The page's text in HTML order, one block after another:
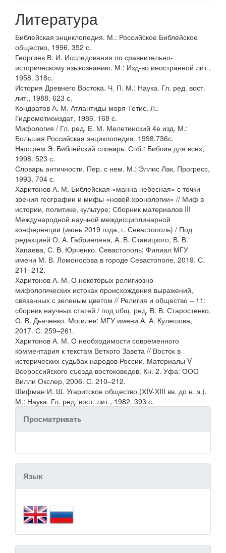
Литература
Библейская энциклопедия. М.: Российское Библейское
общество, 1996. 352 с.
Георгиев В. И. Исследования по сравнительно-
историческому языкознанию. М.: Изд-во иностранной лит.,
1958. 318с.
История Древнего Востока. Ч. П. М.: Наука. Гл. ред. вост.
лит., 1988. 623 с.
Кондратов А. М. Атлантиды моря Тетис. Л.:
Гидрометиоиздат, 1986. 168 с.
Мифология / Гл. ред. Е. М. Мелетинский 4е изд. М.:
Большая Российская энциклопедия, 1998.736с.
Нюстрем Э. Библейский словарь. Спб.: Библия для всех,
1998. 523 с.
Словарь античности. Пер. с нем. М.: Эллис Лак, Прогресс,
1993. 704 с.
Харитонов А. М. Библейская «манна небесная» с точки
зрения географии и мифы «новой хронологии» // Миф в
истории, политике, культуре: Сборник материалов III
Международной научной междисциплинарной
конференции (июнь 2019 года, г. Севастополь) / Под
редакцией О. А. Габриеляна, А. В. Ставицкого, В. В.
Хапаева, С. В. Юрченко. Севастополь: Филиал МГУ
имени М. В. Ломоносова в городе Севастополе, 2019. С.
211–212.
Харитонов А. М. О некоторых религиозно-
мифологических истоках происхождения выражений,
связанных с зеленым цветом // Религия и общество – 11:
сборник научных статей / под общ. ред. В. В. Старостенко,
О. В. Дьяченко. Могилев: МГУ имени А. А. Кулешова,
2017. С. 259–261.
Харитонов А. М. О необходимости современного
комментария к текстам Ветхого Завета // Восток в
исторических судьбах народов России. Материалы V
Всероссийского съезда востоковедов. Кн. 2. Уфа: ООО
Вилли Окслер, 2006. С. 210–212.
Шифман И. Ш. Угаритское общество (ХIV-ХIII вв. до н. э.).
М.: Наука. Гл. ред. вост. лит., 1982. 393 с.
Просматривать
Язык